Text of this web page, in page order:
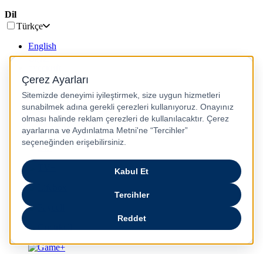
Dil
Türkçe
English
عربى